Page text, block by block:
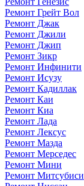
Ремонт Грейт Вол
Ремонт Джак
Ремонт Джили
Ремонт Джип
Ремонт Зикр
Ремонт Инфинити
Ремонт Исузу
Ремонт Кадиллак
Ремонт Каи
Ремонт Киа
Ремонт Лада
Ремонт Лексус
Ремонт Мазда
Ремонт Мерседес
Ремонт Мини
Ремонт Митсубиси